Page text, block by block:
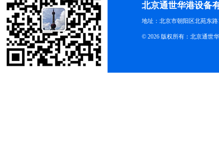
北京通世华港设备
地址：北京市朝阳区北苑东路
© 2026 版权所有：北京通世